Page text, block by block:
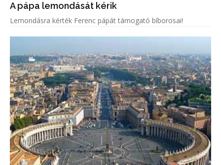
A pápa lemondását kérik
Lemondásra kérték Ferenc pápát támogató bíborosai!